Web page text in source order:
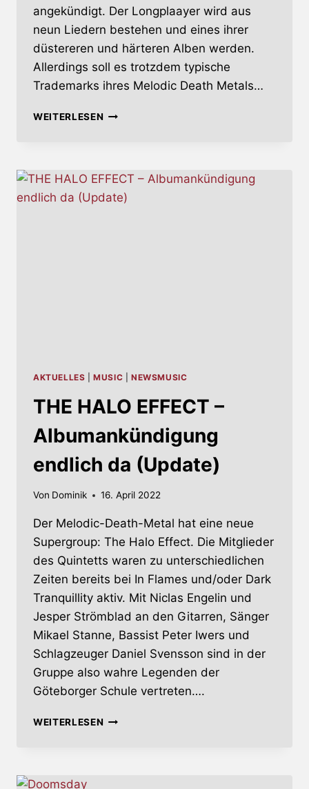
angekündigt. Der Longplaayer wird aus
neun Liedern bestehen und eines ihrer
düstereren und härteren Alben werden.
Allerdings soll es trotzdem typische
Trademarks ihres Melodic Death Metals…
WEITERLESENAMON
VOM
KOMMENDEN
AKTUELLES |MUSIC NEWSMUSIC
THE HALO EFFECT –
Albumankündigung
endlich da (Update)
Von Dominik 16. April 2022
Der Melodic-Death-Metal hat eine neue
Supergroup: The Halo Effect. Die Mitglieder
des Quintetts waren zu unterschiedlichen
Zeiten bereits bei In Flames und/oder Dark
Tranquillity aktiv. Mit Niclas Engelin und
Jesper Strömblad an den Gitarren, Sänger
Mikael Stanne, Bassist Peter Iwers und
Schlagzeuger Daniel Svensson sind in der
Gruppe also wahre Legenden der
Göteborger Schule vertreten….
WEITERLESENTHE